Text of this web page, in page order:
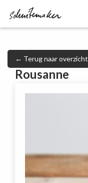
← Terug naar overzicht
Rousanne